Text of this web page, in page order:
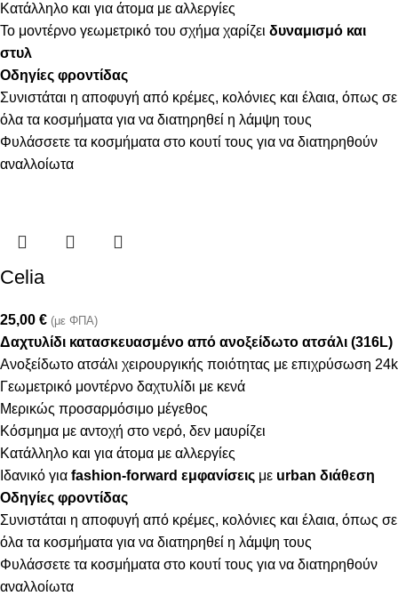
Κατάλληλο και για άτομα με αλλεργίες
Το μοντέρνο γεωμετρικό του σχήμα χαρίζει δυναμισμό και
στυλ
Οδηγίες φροντίδας
Συνιστάται η αποφυγή από κρέμες, κολόνιες και έλαια, όπως σε
όλα τα κοσμήματα για να διατηρηθεί η λάμψη τους
Φυλάσσετε τα κοσμήματα στο κουτί τους για να διατηρηθούν
αναλλοίωτα
Celia
25,00 € (με ΦΠΑ)
Δαχτυλίδι κατασκευασμένο από ανοξείδωτο ατσάλι (316L)
Ανοξείδωτο ατσάλι χειρουργικής ποιότητας με επιχρύσωση 24k
Γεωμετρικό μοντέρνο δαχτυλίδι με κενά
Μερικώς προσαρμόσιμο μέγεθος
Κόσμημα με αντοχή στο νερό, δεν μαυρίζει
Κατάλληλο και για άτομα με αλλεργίες
Ιδανικό για fashion-forward εμφανίσεις με urban διάθεση
Οδηγίες φροντίδας
Συνιστάται η αποφυγή από κρέμες, κολόνιες και έλαια, όπως σε
όλα τα κοσμήματα για να διατηρηθεί η λάμψη τους
Φυλάσσετε τα κοσμήματα στο κουτί τους για να διατηρηθούν
αναλλοίωτα